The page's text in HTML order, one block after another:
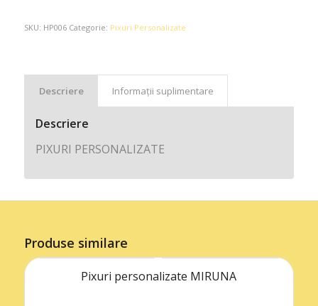
SKU: HP006 Categorie: Pixuri Personalizate
Descriere Informații suplimentare
Descriere
PIXURI PERSONALIZATE
Produse similare
Pixuri personalizate MIRUNA